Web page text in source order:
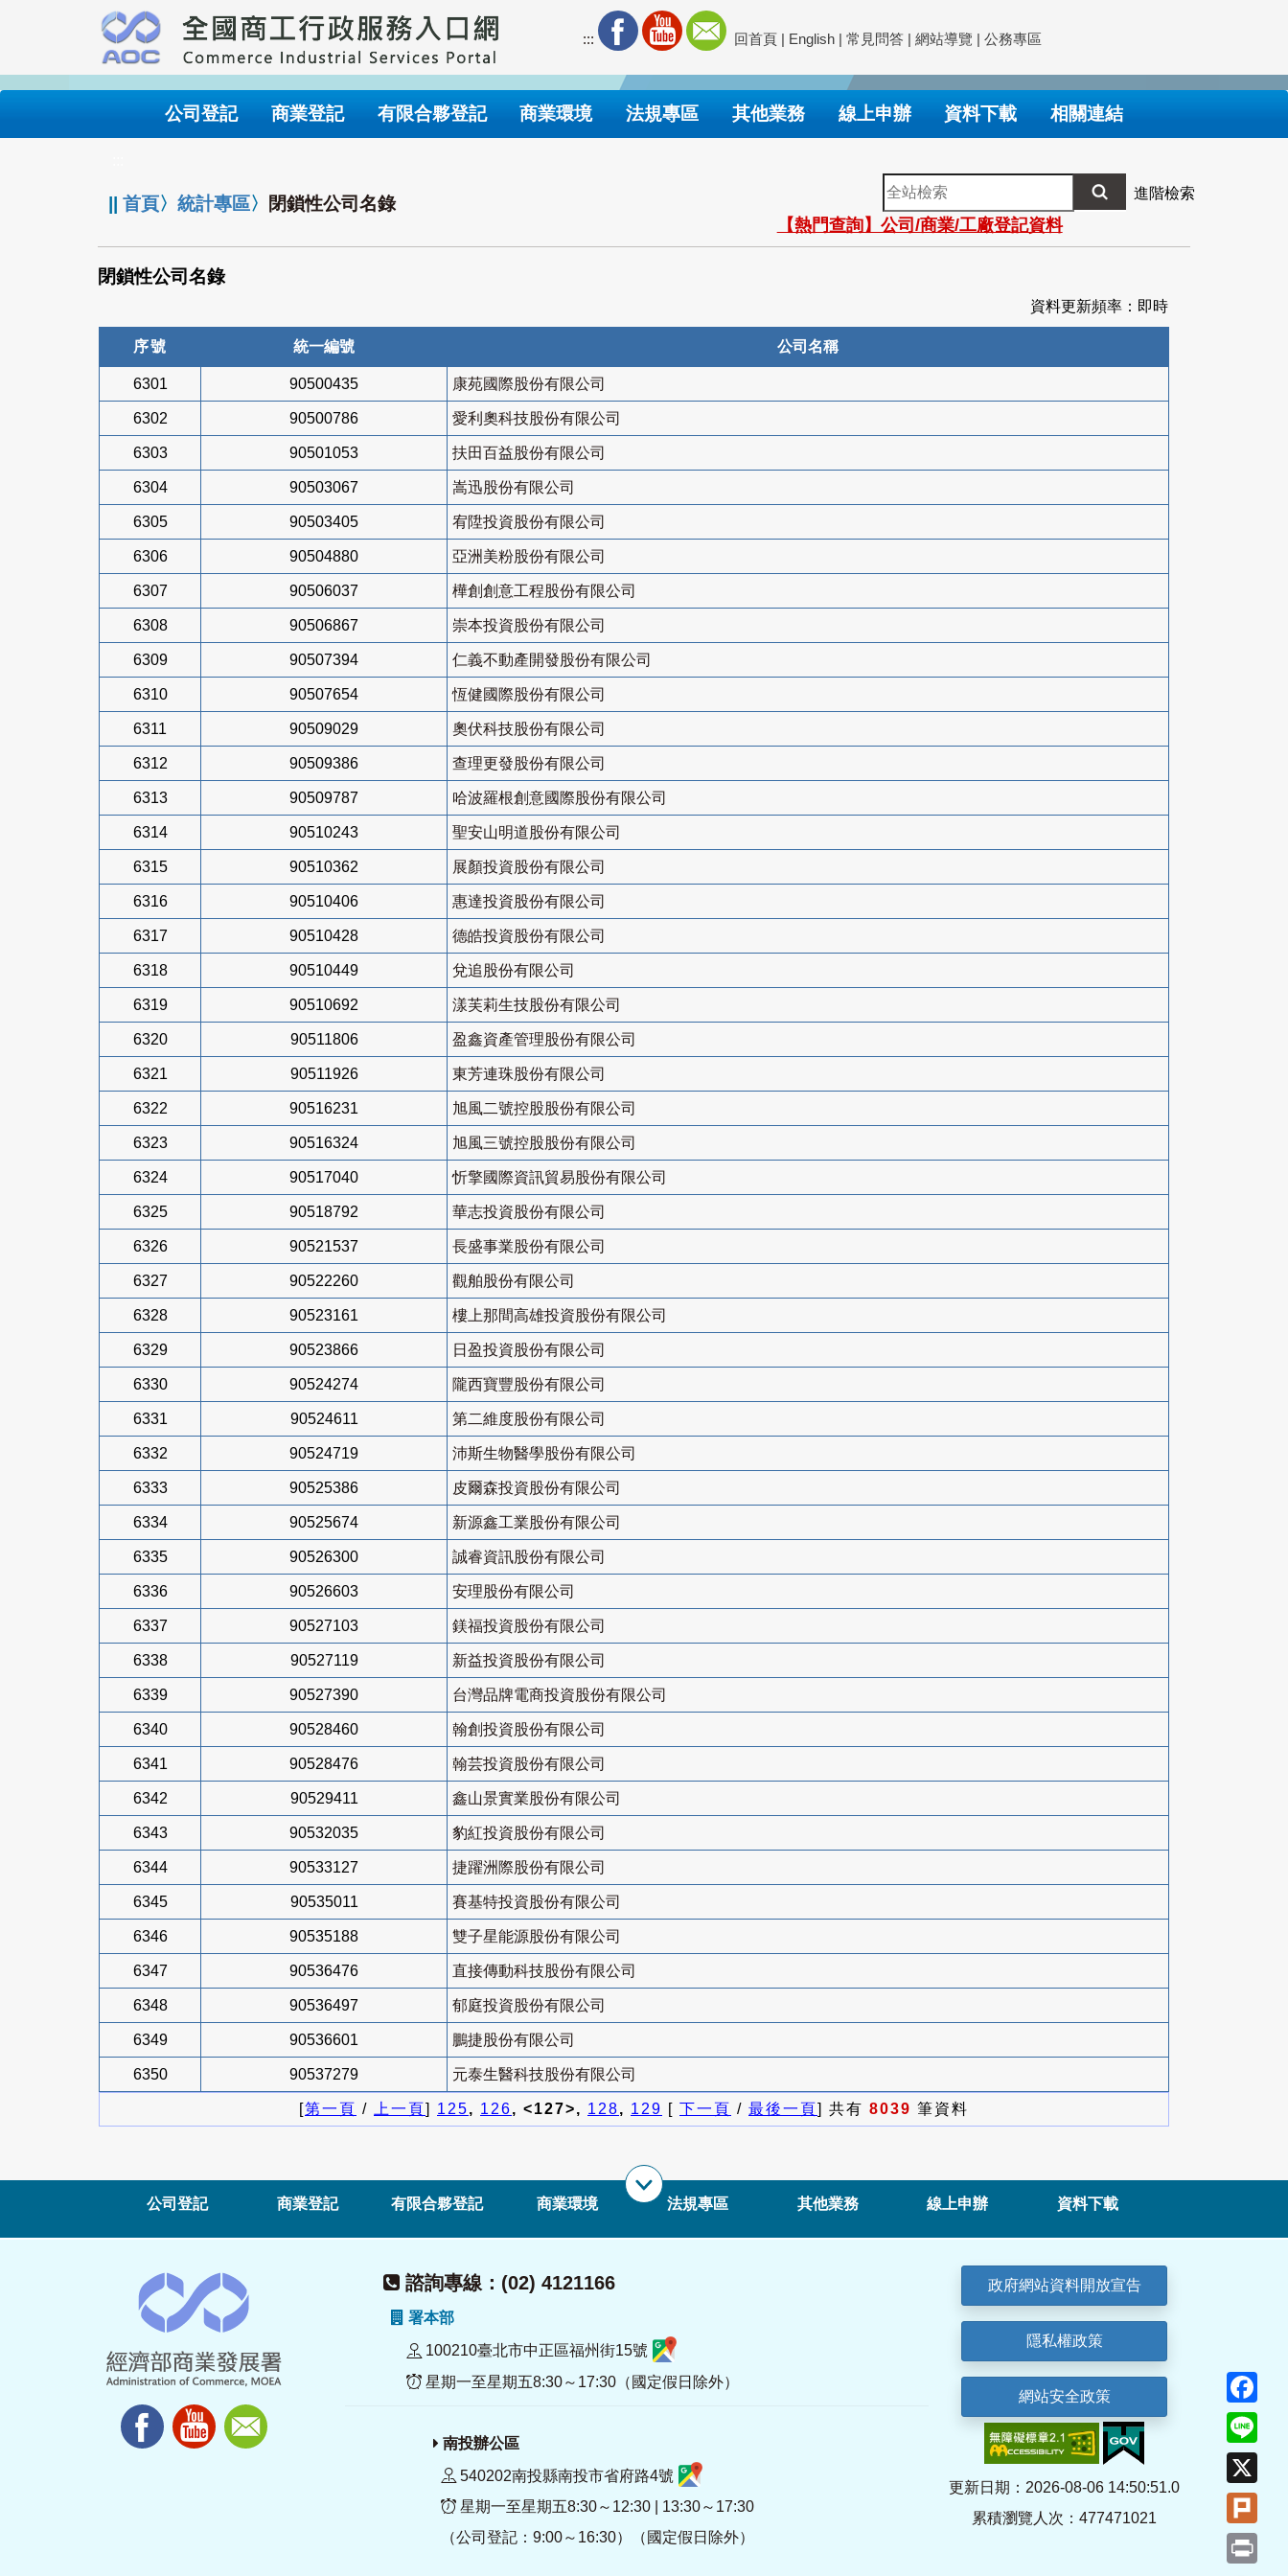
要
內
::: 回首頁 | English | 常見問答 | 網站導覽 | 公務專區
公司登記 商業登記 有限合夥登記 商業環境 法規專區 其他業務 線上申辦 資料下載 相關連結
||首頁〉統計專區〉 閉鎖性公司名錄
全
站
檢
索
進階檢索
【熱門查詢】公司/商業/工廠登記資料
閉鎖性公司名錄
資料更新頻率：即時
序號 統一編號 公司名稱
6301 90500435 康苑國際股份有限公司
6302 90500786 愛利奧科技股份有限公司
6303 90501053 扶田百益股份有限公司
6304 90503067 嵩迅股份有限公司
6305 90503405 宥陞投資股份有限公司
6306 90504880 亞洲美粉股份有限公司
6307 90506037 樺創創意工程股份有限公司
6308 90506867 崇本投資股份有限公司
6309 90507394 仁義不動產開發股份有限公司
6310 90507654 恆健國際股份有限公司
6311 90509029 奧伏科技股份有限公司
6312 90509386 查理更發股份有限公司
6313 90509787 哈波羅根創意國際股份有限公司
6314 90510243 聖安山明道股份有限公司
6315 90510362 展顏投資股份有限公司
6316 90510406 惠達投資股份有限公司
6317 90510428 德皓投資股份有限公司
6318 90510449 兌追股份有限公司
6319 90510692 漾芙莉生技股份有限公司
6320 90511806 盈鑫資產管理股份有限公司
6321 90511926 東芳連珠股份有限公司
6322 90516231 旭風二號控股股份有限公司
6323 90516324 旭風三號控股股份有限公司
6324 90517040 忻擎國際資訊貿易股份有限公司
6325 90518792 華志投資股份有限公司
6326 90521537 長盛事業股份有限公司
6327 90522260 觀舶股份有限公司
6328 90523161 樓上那間高雄投資股份有限公司
6329 90523866 日盈投資股份有限公司
6330 90524274 隴西寶豐股份有限公司
6331 90524611 第二維度股份有限公司
6332 90524719 沛斯生物醫學股份有限公司
6333 90525386 皮爾森投資股份有限公司
6334 90525674 新源鑫工業股份有限公司
6335 90526300 誠睿資訊股份有限公司
6336 90526603 安理股份有限公司
6337 90527103 鎂福投資股份有限公司
6338 90527119 新益投資股份有限公司
6339 90527390 台灣品牌電商投資股份有限公司
6340 90528460 翰創投資股份有限公司
6341 90528476 翰芸投資股份有限公司
6342 90529411 鑫山景實業股份有限公司
6343 90532035 豹紅投資股份有限公司
6344 90533127 捷躍洲際股份有限公司
6345 90535011 賽基特投資股份有限公司
6346 90535188 雙子星能源股份有限公司
6347 90536476 直接傳動科技股份有限公司
6348 90536497 郁庭投資股份有限公司
6349 90536601 鵬捷股份有限公司
6350 90537279 元泰生醫科技股份有限公司
[第一頁 / 上一頁] 125, 126, <127>, 128, 129 [ 下一頁 / 最後一頁] 共有 8039 筆資料
公司登記 商業登記 有限合夥登記 商業環境 法規專區 其他業務 線上申辦 資料下載
諮詢專線：(02) 4121166
署本部
100210臺北市中正區福州街15號
星期一至星期五8:30～17:30（國定假日除外）
南投辦公區
540202南投縣南投市省府路4號
星期一至星期五8:30～12:30 | 13:30～17:30
（公司登記：9:00～16:30）（國定假日除外）
政府網站資料開放宣告
隱私權政策
網站安全政策
更新日期：2026-08-06 14:50:51.0
累積瀏覽人次：477471021